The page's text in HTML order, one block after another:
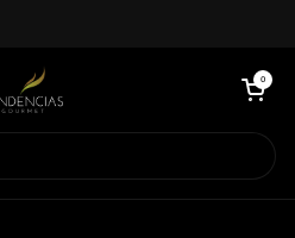
Abrir carrito
0